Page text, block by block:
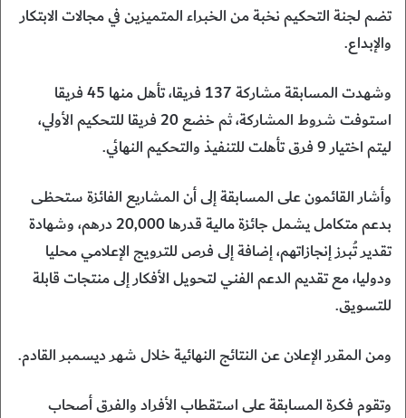
تضم لجنة التحكيم نخبة من الخبراء المتميزين في مجالات الابتكار
والإبداع.
وشهدت المسابقة مشاركة 137 فريقا، تأهل منها 45 فريقا
استوفت شروط المشاركة، ثم خضع 20 فريقا للتحكيم الأولي،
ليتم اختيار 9 فرق تأهلت للتنفيذ والتحكيم النهائي.
وأشار القائمون على المسابقة إلى أن المشاريع الفائزة ستحظى
بدعم متكامل يشمل جائزة مالية قدرها 20,000 درهم، وشهادة
تقدير تُبرز إنجازاتهم، إضافة إلى فرص للترويج الإعلامي محليا
ودوليا، مع تقديم الدعم الفني لتحويل الأفكار إلى منتجات قابلة
للتسويق.
ومن المقرر الإعلان عن النتائج النهائية خلال شهر ديسمبر القادم.
وتقوم فكرة المسابقة على استقطاب الأفراد والفرق أصحاب